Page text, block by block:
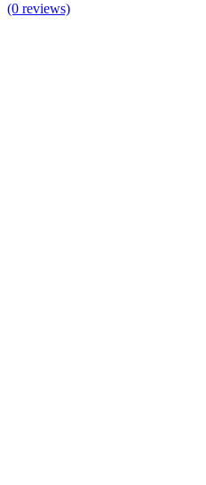
(0 reviews)